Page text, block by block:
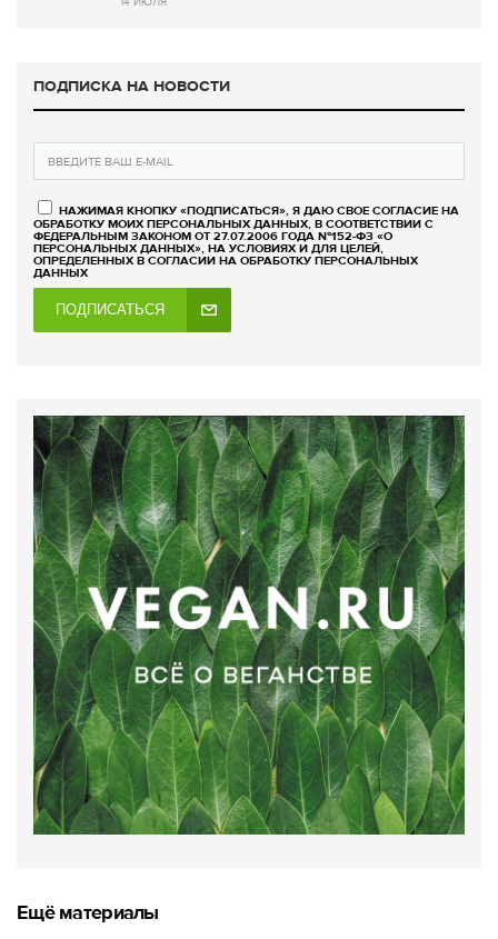
ПОДПИСКА НА НОВОСТИ
НАЖИМАЯ КНОПКУ «ПОДПИСАТЬСЯ», Я ДАЮ СВОЕ СОГЛАСИЕ НА
ОБРАБОТКУ МОИХ ПЕРСОНАЛЬНЫХ ДАННЫХ, В СООТВЕТСТВИИ С
ФЕДЕРАЛЬНЫМ ЗАКОНОМ ОТ 27.07.2006 ГОДА №152-ФЗ «О
ПЕРСОНАЛЬНЫХ ДАННЫХ», НА УСЛОВИЯХ И ДЛЯ ЦЕЛЕЙ,
ОПРЕДЕЛЕННЫХ В СОГЛАСИИ НА ОБРАБОТКУ ПЕРСОНАЛЬНЫХ
ДАННЫХ
ПОДПИСАТЬСЯ
Ещё материалы